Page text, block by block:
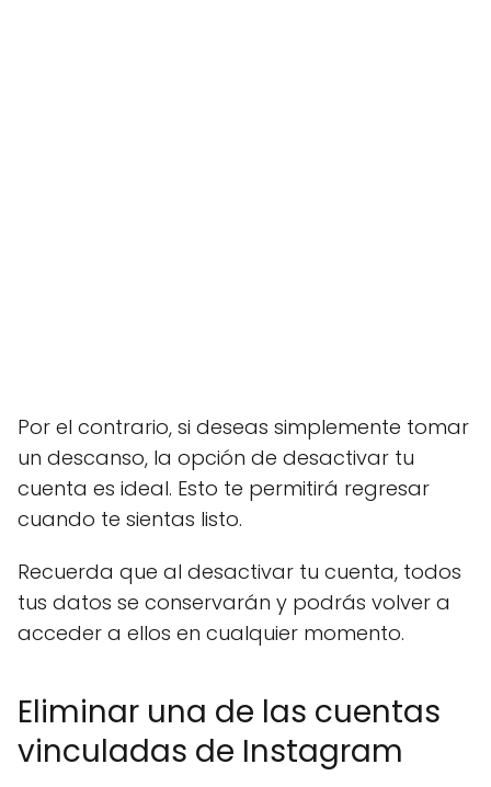
Por el contrario, si deseas simplemente tomar
un descanso, la opción de desactivar tu
cuenta es ideal. Esto te permitirá regresar
cuando te sientas listo.
Recuerda que al desactivar tu cuenta, todos
tus datos se conservarán y podrás volver a
acceder a ellos en cualquier momento.
Eliminar una de las cuentas
vinculadas de Instagram